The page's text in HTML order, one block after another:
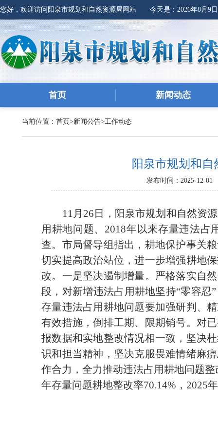
您好，欢迎访问阳泉市规划和自然资源局网站 今天是： 2026年8月9
首页 新闻动态
当前位置： 首页>新闻公告>工作动态
阳泉市规划和
发布时间：2025-12-01
11月26日，阳泉市规划和自然资
用耕地问题、2018年以来存量违法
查。市局督导组指出，耕地保护事关
切实提高政治站位，进一步增强耕地
改。一是坚决遏制增量。严格落实自
段，对新增违法占用耕地坚持“零容
存量违法占用耕地问题要加强研判、
有效措施，倒排工期、限期销号。对
报数据和实地整改情况相一致，坚决
识和担当精神，坚决克服畏难情绪麻
作合力，全力推动违法占用耕地问题
年存量问题耕地整改率70.14%，2025